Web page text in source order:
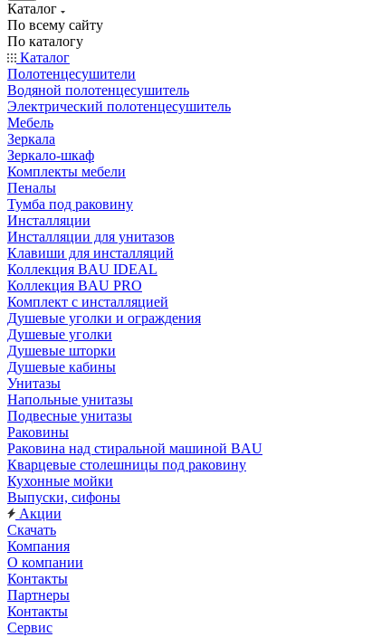
Каталог
По всему сайту
По каталогу
Каталог
Полотенцесушители
Водяной полотенцесушитель
Электрический полотенцесушитель
Мебель
Зеркала
Зеркало-шкаф
Комплекты мебели
Пеналы
Тумба под раковину
Инсталляции
Инсталляции для унитазов
Клавиши для инсталляций
Коллекция BAU IDEAL
Коллекция BAU PRO
Комплект с инсталляцией
Душевые уголки и ограждения
Душевые уголки
Душевые шторки
Душевые кабины
Унитазы
Напольные унитазы
Подвесные унитазы
Раковины
Раковина над стиральной машиной BAU
Кварцевые столешницы под раковину
Кухонные мойки
Выпуски, сифоны
Акции
Скачать
Компания
О компании
Контакты
Партнеры
Контакты
Сервис